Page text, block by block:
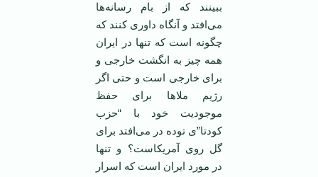
ببینند که از بام رسانه‌ها
می‌افتد و آنگاه داوری کنند که
چگونه است که تنها در ایران
همه چیز به انگشت خارجی و
برای خارجی است و حتی اگر
رژیم ملاها برای حفظ
موجودیت خود با “حزب
کودتا”ی توده در می‌افتد برای
گل روی آمریکاست؟ و تنها
در مورد ایران است که اسرار